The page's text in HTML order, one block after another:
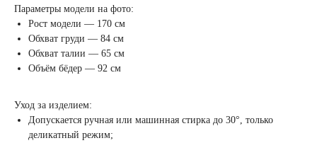
Параметры модели на фото:
Рост модели — 170 см
Обхват груди — 84 см
Обхват талии — 65 см
Объём бёдер — 92 см
Уход за изделием:
Допускается ручная или машинная стирка до 30°, только
деликатный режим;